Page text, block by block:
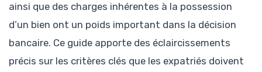
ainsi que des charges inhérentes à la possession
d’un bien ont un poids important dans la décision
bancaire. Ce guide apporte des éclaircissements
précis sur les critères clés que les expatriés doivent